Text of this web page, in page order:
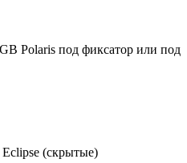
Polaris под фиксатор или под
(скрытые)